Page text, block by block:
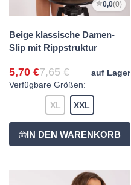
0,0(0)
Beige klassische Damen-
Slip mit Rippstruktur
5,70 €7,65 €
auf Lager
Verfügbare Größen:
XL XXL